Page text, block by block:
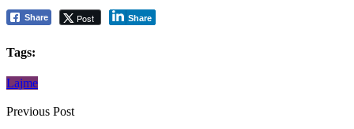
Share Post Share
Tags:
Lajme
Previous Post